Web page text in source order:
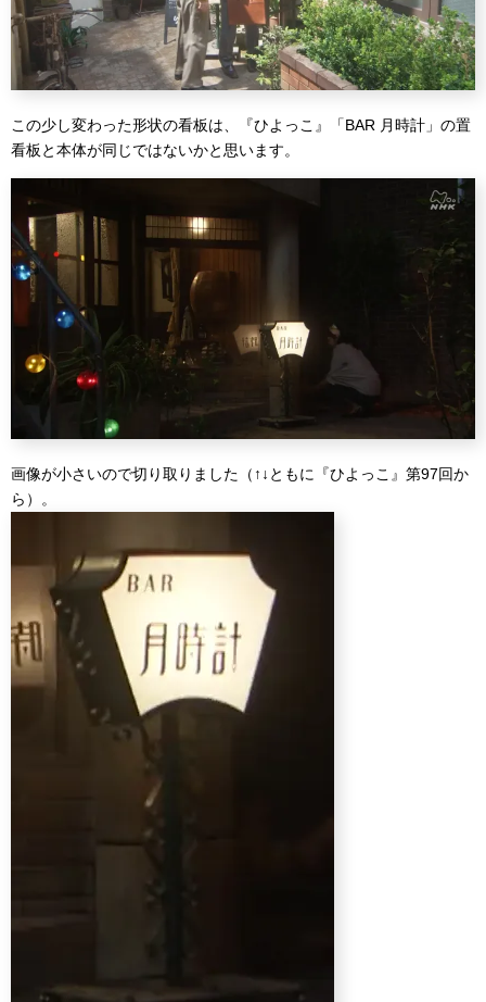
この少し変わった形状の看板は、『ひよっこ』「BAR 月時計」の置
看板と本体が同じではないかと思います。
画像が小さいので切り取りました（↑↓ともに『ひよっこ』第97回か
ら）。